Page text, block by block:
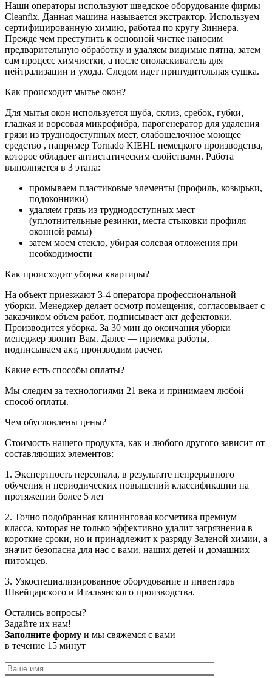
Наши операторы используют шведское оборудование фирмы
Cleanfix. Данная машина называется экстрактор. Используем
сертифицированную химию, работая по кругу Зиннера.
Прежде чем преступить к основной чистке наносим
предварительную обработку и удаляем видимые пятна, затем
сам процесс химчистки, а после ополаскиватель для
нейтрализации и ухода. Следом идет принудительная сушка.
Как происходит мытье окон?
Для мытья окон используется шуба, склиз, сребок, губки,
гладкая и ворсовая микрофибра, парогенератор для удаления
грязи из труднодоступных мест, слабощелочное моющее
средство , например Tornado KIEHL немецкого производства,
которое обладает антистатическим свойствами. Работа
выполняется в 3 этапа:
промываем пластиковые элементы (профиль, козырьки,
подоконники)
удаляем грязь из труднодоступных мест
(уплотнительные резинки, места стыковки профиля
оконной рамы)
затем моем стекло, убирая солевая отложения при
необходимости
Как происходит уборка квартиры?
На объект приезжают 3-4 оператора профессиональной
уборки. Менеджер делает осмотр помещения, согласовывает с
заказчиком объем работ, подписывает акт дефектовки.
Производится уборка. За 30 мин до окончания уборки
менеджер звонит Вам. Далее — приемка работы,
подписываем акт, производим расчет.
Какие есть способы оплаты?
Мы следим за технологиями 21 века и принимаем любой
способ оплаты.
Чем обусловлены цены?
Стоимость нашего продукта, как и любого другого зависит от
составляющих элементов:
1. Экспертность персонала, в результате непрерывного
обучения и периодических повышений классификации на
протяжении более 5 лет
2. Точно подобранная клининговая косметика премиум
класса, которая не только эффективно удалит загрязнения в
короткие сроки, но и принадлежит к разряду Зеленой химии, а
значит безопасна для нас с вами, наших детей и домашних
питомцев.
3. Узкоспециализированное оборудование и инвентарь
Швейцарского и Итальянского производства.
Остались вопросы?
Задайте их нам!
Заполните форму и мы свяжемся с вами
в течение 15 минут